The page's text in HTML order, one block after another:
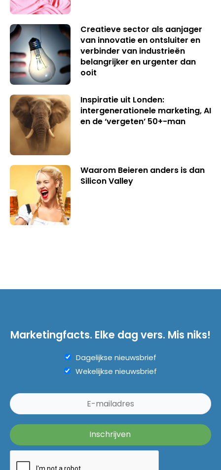
Creatieve sector als aanjager
van innovatie en ontsluiter en
verbinder van industrieën
belangrijker en urgenter dan
ooit
Inspiratie uit Londen:
intergenerationele marketing, AI
en de ‘vergeten’ 50+-man
Waarom Beieren anders is dan
Silicon Valley
Marketingfacts. Elke dag vers. Mis niks!
Dagelijkse nieuwsbrief
Wekelijkse nieuwsbrief